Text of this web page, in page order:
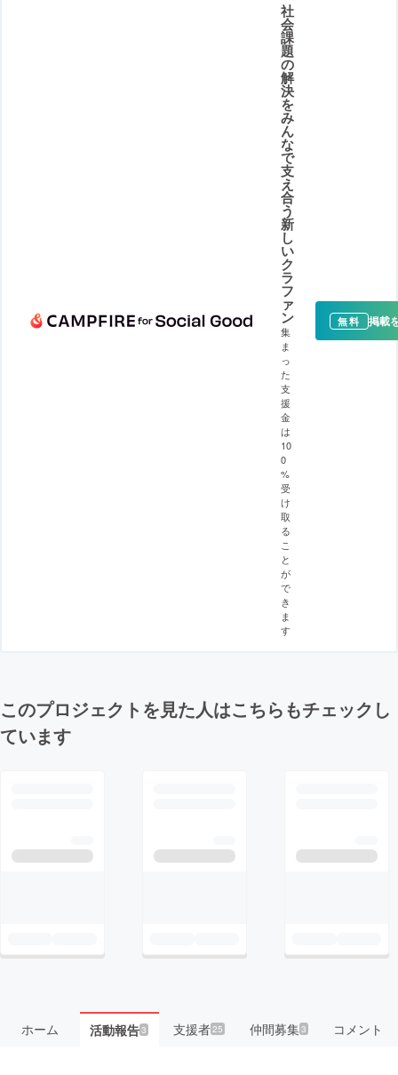
社
会
課
題
の
解
決
を
み
ん
な
で
支
え
合
う
新
し
い
ク
ラ
フ
ァ
ン
集
ま
っ
た
支
援
金
は
10
0
%
受
け
取
る
こ
と
が
で
き
ま
す
無料 掲載
このプロジェクトを見た人はこちらもチェックし
ています
ホーム 活動報告3 支援者25 仲間募集3 コメント